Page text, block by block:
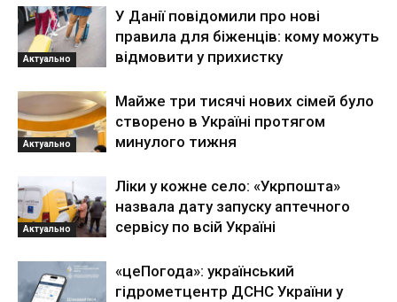
Актуально
У Данії повідомили про нові
правила для біженців: кому можуть
відмовити у прихистку
Актуально
Майже три тисячі нових сімей було
створено в Україні протягом
минулого тижня
Актуально
Ліки у кожне село: «Укрпошта»
назвала дату запуску аптечного
сервісу по всій Україні
«цеПогода»: український
гідрометцентр ДСНС України у